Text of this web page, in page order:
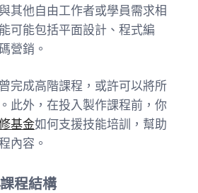
其他自由工作者或學員需求相
可能包括平面設計、程式編
營銷。
完成高階課程，或許可以將所
此外，在投入製作課程前，你
基金如何支援技能培訓，幫助
內容。
程結構